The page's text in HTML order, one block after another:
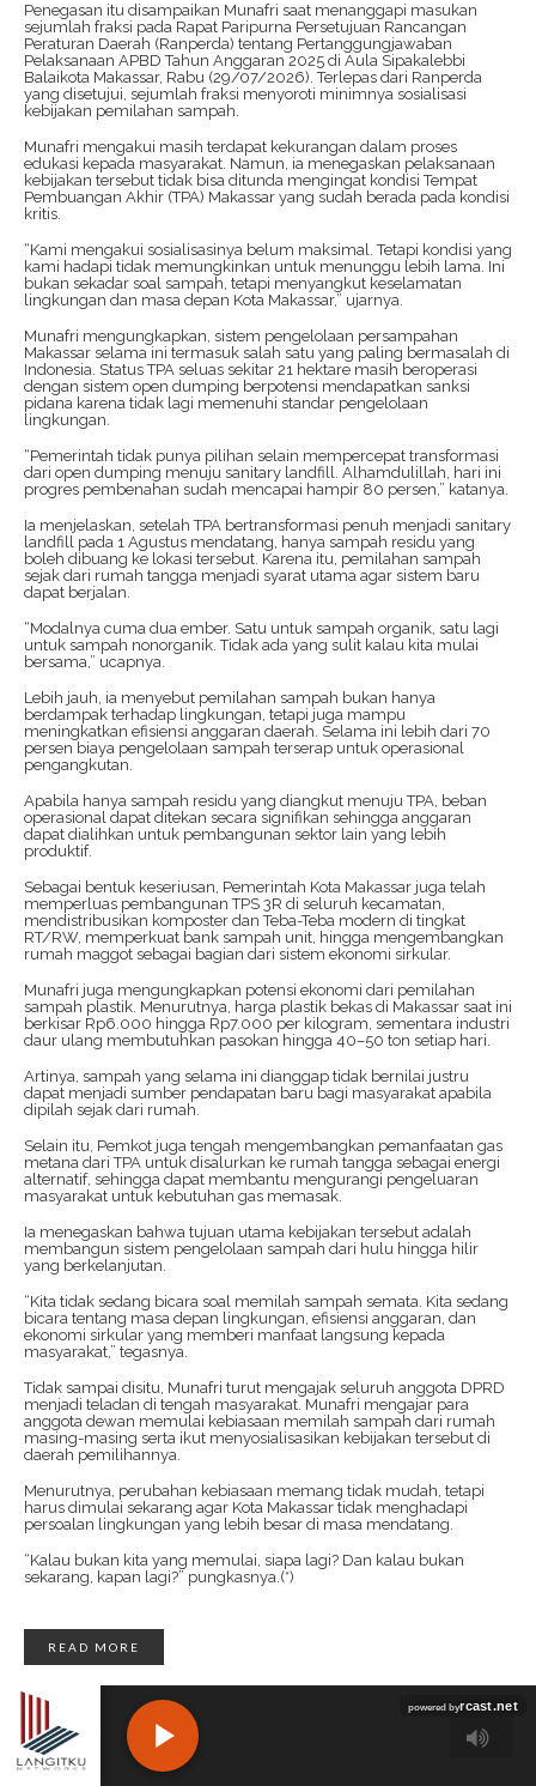
Penegasan itu disampaikan Munafri saat menanggapi masukan
sejumlah fraksi pada Rapat Paripurna Persetujuan Rancangan
Peraturan Daerah (Ranperda) tentang Pertanggungjawaban
Pelaksanaan APBD Tahun Anggaran 2025 di Aula Sipakalebbi
Balaikota Makassar, Rabu (29/07/2026). Terlepas dari Ranperda
yang disetujui, sejumlah fraksi menyoroti minimnya sosialisasi
kebijakan pemilahan sampah.
Munafri mengakui masih terdapat kekurangan dalam proses
edukasi kepada masyarakat. Namun, ia menegaskan pelaksanaan
kebijakan tersebut tidak bisa ditunda mengingat kondisi Tempat
Pembuangan Akhir (TPA) Makassar yang sudah berada pada kondisi
kritis.
“Kami mengakui sosialisasinya belum maksimal. Tetapi kondisi yang
kami hadapi tidak memungkinkan untuk menunggu lebih lama. Ini
bukan sekadar soal sampah, tetapi menyangkut keselamatan
lingkungan dan masa depan Kota Makassar,” ujarnya.
Munafri mengungkapkan, sistem pengelolaan persampahan
Makassar selama ini termasuk salah satu yang paling bermasalah di
Indonesia. Status TPA seluas sekitar 21 hektare masih beroperasi
dengan sistem open dumping berpotensi mendapatkan sanksi
pidana karena tidak lagi memenuhi standar pengelolaan
lingkungan.
“Pemerintah tidak punya pilihan selain mempercepat transformasi
dari open dumping menuju sanitary landfill. Alhamdulillah, hari ini
progres pembenahan sudah mencapai hampir 80 persen,” katanya.
Ia menjelaskan, setelah TPA bertransformasi penuh menjadi sanitary
landfill pada 1 Agustus mendatang, hanya sampah residu yang
boleh dibuang ke lokasi tersebut. Karena itu, pemilahan sampah
sejak dari rumah tangga menjadi syarat utama agar sistem baru
dapat berjalan.
“Modalnya cuma dua ember. Satu untuk sampah organik, satu lagi
untuk sampah nonorganik. Tidak ada yang sulit kalau kita mulai
bersama,” ucapnya.
Lebih jauh, ia menyebut pemilahan sampah bukan hanya
berdampak terhadap lingkungan, tetapi juga mampu
meningkatkan efisiensi anggaran daerah. Selama ini lebih dari 70
persen biaya pengelolaan sampah terserap untuk operasional
pengangkutan.
Apabila hanya sampah residu yang diangkut menuju TPA, beban
operasional dapat ditekan secara signifikan sehingga anggaran
dapat dialihkan untuk pembangunan sektor lain yang lebih
produktif.
Sebagai bentuk keseriusan, Pemerintah Kota Makassar juga telah
memperluas pembangunan TPS 3R di seluruh kecamatan,
mendistribusikan komposter dan Teba-Teba modern di tingkat
RT/RW, memperkuat bank sampah unit, hingga mengembangkan
rumah maggot sebagai bagian dari sistem ekonomi sirkular.
Munafri juga mengungkapkan potensi ekonomi dari pemilahan
sampah plastik. Menurutnya, harga plastik bekas di Makassar saat ini
berkisar Rp6.000 hingga Rp7.000 per kilogram, sementara industri
daur ulang membutuhkan pasokan hingga 40–50 ton setiap hari.
Artinya, sampah yang selama ini dianggap tidak bernilai justru
dapat menjadi sumber pendapatan baru bagi masyarakat apabila
dipilah sejak dari rumah.
Selain itu, Pemkot juga tengah mengembangkan pemanfaatan gas
metana dari TPA untuk disalurkan ke rumah tangga sebagai energi
alternatif, sehingga dapat membantu mengurangi pengeluaran
masyarakat untuk kebutuhan gas memasak.
Ia menegaskan bahwa tujuan utama kebijakan tersebut adalah
membangun sistem pengelolaan sampah dari hulu hingga hilir
yang berkelanjutan.
“Kita tidak sedang bicara soal memilah sampah semata. Kita sedang
bicara tentang masa depan lingkungan, efisiensi anggaran, dan
ekonomi sirkular yang memberi manfaat langsung kepada
masyarakat,” tegasnya.
Tidak sampai disitu, Munafri turut mengajak seluruh anggota DPRD
menjadi teladan di tengah masyarakat. Munafri mengajar para
anggota dewan memulai kebiasaan memilah sampah dari rumah
masing-masing serta ikut menyosialisasikan kebijakan tersebut di
daerah pemilihannya.
Menurutnya, perubahan kebiasaan memang tidak mudah, tetapi
harus dimulai sekarang agar Kota Makassar tidak menghadapi
persoalan lingkungan yang lebih besar di masa mendatang.
“Kalau bukan kita yang memulai, siapa lagi? Dan kalau bukan
sekarang, kapan lagi?” pungkasnya.(*)
READ MORE
DAERAH NEWS